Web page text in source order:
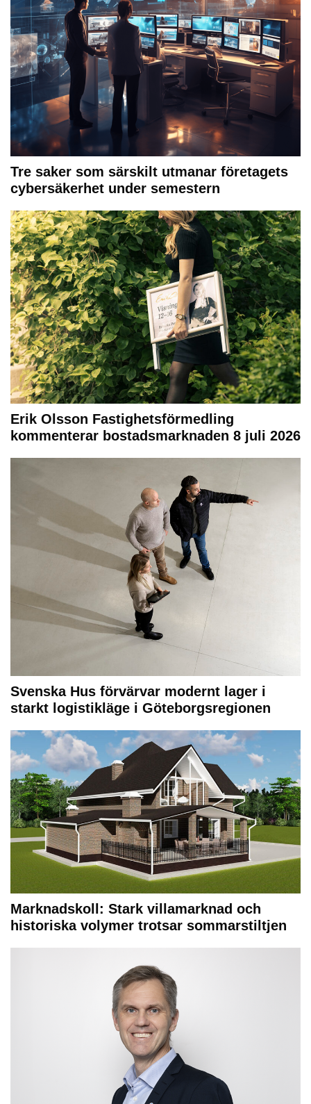
Tre saker som särskilt utmanar företagets
cybersäkerhet under semestern
Erik Olsson Fastighetsförmedling
kommenterar bostadsmarknaden 8 juli 2026
Svenska Hus förvärvar modernt lager i
starkt logistikläge i Göteborgsregionen
Marknadskoll: Stark villamarknad och
historiska volymer trotsar sommarstiltjen